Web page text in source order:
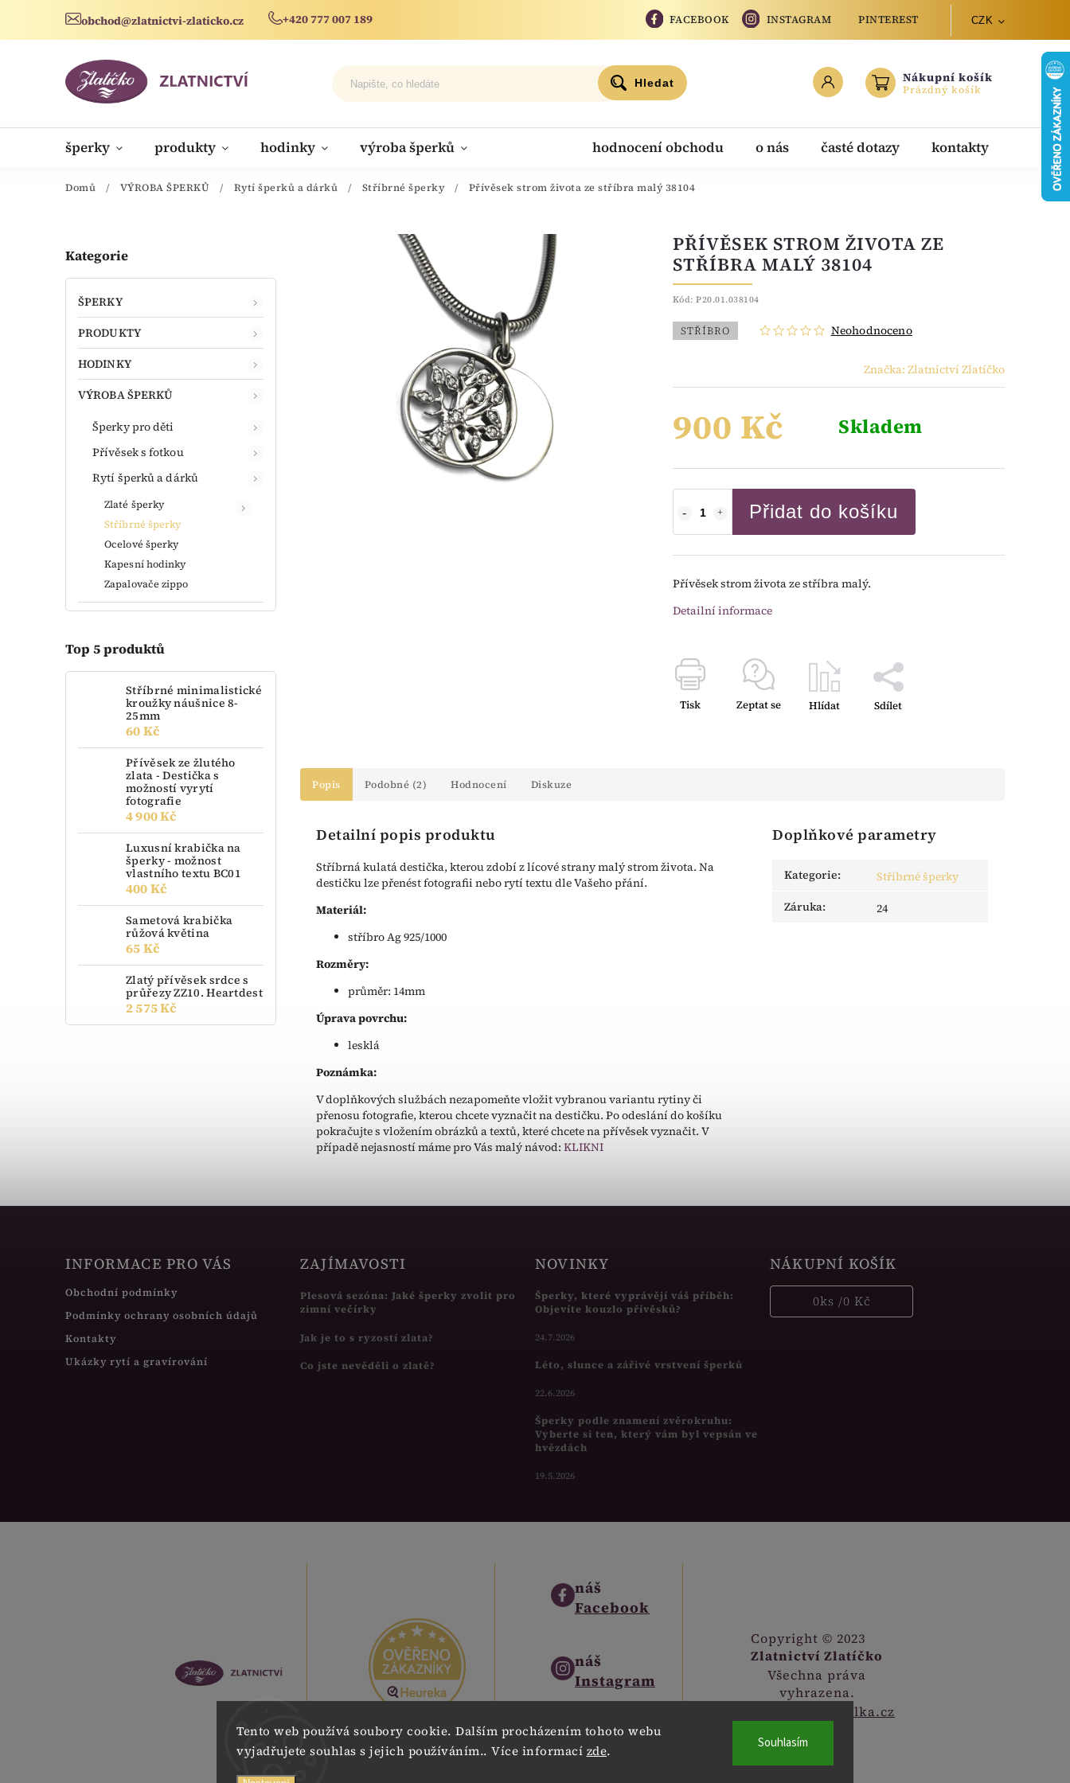
Tento web používá soubory cookie. Dalším procházením tohoto webu
vyjadřujete souhlas s jejich používáním.. Více informací zde. Souhlasím
obchod@zlatnictvi-zlaticko.cz +420 777 007 189 FACEBOOK INSTAGRAM PINTEREST CZK
Hledat Nákupní košík
Prázdný košík
šperky produkty hodinky výroba šperků hodnocení obchodu o nás časté dotazy kontakty
novinky
Domů / VÝROBA ŠPERKŮ / Rytí šperků a dárků / Stříbrné šperky / Přívěsek strom života ze stříbra malý 38104
Kategorie
ŠPERKY
PRODUKTY
HODINKY
VÝROBA ŠPERKŮ
Šperky pro děti
Přívěsek s fotkou
Rytí šperků a dárků
Zlaté šperky
Stříbrné šperky
Ocelové šperky
Kapesní hodinky
Zapalovače zippo
Top 5 produktů
Stříbrné minimalistické
kroužky náušnice 8-
25mm
60 Kč
Přívěsek ze žlutého
zlata - Destička s
možností vyrytí
fotografie
4 900 Kč
Luxusní krabička na
šperky - možnost
vlastního textu BC01
400 Kč
Sametová krabička
růžová květina
65 Kč
Zlatý přívěsek srdce s
průřezy ZZ10. Heartdest
2 575 Kč
PŘÍVĚSEK STROM ŽIVOTA ZE
STŘÍBRA MALÝ 38104
Kód: P20.01.038104
STŘÍBRO Neohodnoceno
Značka: Zlatnictví Zlatíčko
900 Kč Skladem
Přidat do košíku
Přívěsek strom života ze stříbra malý.
Detailní informace
Tisk Zeptat se Hlídat Sdílet
Popis Podobné (2) Hodnocení Diskuze
Detailní popis produktu
Stříbrná kulatá destička, kterou zdobí z lícové strany malý strom života. Na
destičku lze přenést fotografii nebo rytí textu dle Vašeho přání.
Materiál:
stříbro Ag 925/1000
Rozměry:
průměr: 14mm
Úprava povrchu:
lesklá
Poznámka:
V doplňkových službách nezapomeňte vložit vybranou variantu rytiny či
přenosu fotografie, kterou chcete vyznačit na destičku. Po odeslání do košíku
pokračujte s vložením obrázků a textů, které chcete na přívěsek vyznačit. V
případě nejasností máme pro Vás malý návod: KLIKNI
Doplňkové parametry
Kategorie:
Stříbrné šperky
Záruka: 24
INFORMACE PRO VÁS
Obchodní podmínky
Podmínky ochrany osobních údajů
Kontakty
Ukázky rytí a gravírování
ZAJÍMAVOSTI
Plesová sezóna: Jaké šperky zvolit pro
zimní večírky
Jak je to s ryzostí zlata?
Co jste nevěděli o zlatě?
NOVINKY
Šperky, které vyprávějí váš příběh:
Objevíte kouzlo přívěsků?
24.7.2026
Léto, slunce a zářivé vrstvení šperků
22.6.2026
Šperky podle znamení zvěrokruhu:
Vyberte si ten, který vám byl vepsán ve
hvězdách
19.5.2026
NÁKUPNÍ KOŠÍK
0ks /0 Kč
náš
Facebook
náš
Instagram
náš
Pinterest
Copyright © 2023
Zlatnictví Zlatíčko
Všechna práva
vyhrazena.
Digitalka.cz